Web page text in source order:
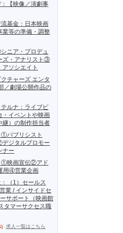
【映像／演劇事
基金：日本映画
業等の準備・調整
ニア・プロデュ
ズ・アナリスト③
ソシエイト
チャーズ エンタ
／劇場公開作品の
ルナ：ライブビ
・イベントや映画
継）の制作担当者
①パブリシスト
デジタルプロモー
ナー
①映画宣伝②アド
用④営業企画
（1）セールス
業 / インサイドセ
サポート（映画館
タマーサクセス職
求人一覧はこちら